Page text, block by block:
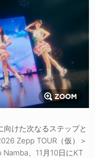
向けた次なるステップと
Zepp TOUR（仮）＞
、11月10日にKT